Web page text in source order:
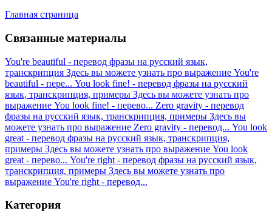
Главная страница
Связанные материалы
You're beautiful - перевод фразы на русский язык,
транскрипция Здесь вы можете узнать про выражение You're
beautiful - пере... You look fine! - перевод фразы на русский
язык, транскрипция, примеры Здесь вы можете узнать про
выражение You look fine! - перево... Zero gravity - перевод
фразы на русский язык, транскрипция, примеры Здесь вы
можете узнать про выражение Zero gravity - перевод... You look
great - перевод фразы на русский язык, транскрипция,
примеры Здесь вы можете узнать про выражение You look
great - перево... You're right - перевод фразы на русский язык,
транскрипция, примеры Здесь вы можете узнать про
выражение You're right - перевод...
Категория